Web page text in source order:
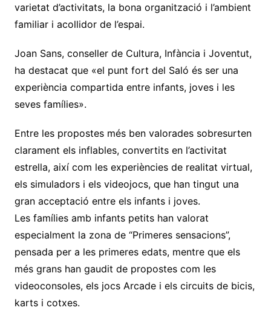
varietat d’activitats, la bona organització i l’ambient
familiar i acollidor de l’espai.
Joan Sans, conseller de Cultura, Infància i Joventut,
ha destacat que «el punt fort del Saló és ser una
experiència compartida entre infants, joves i les
seves famílies».
Entre les propostes més ben valorades sobresurten
clarament els inflables, convertits en l’activitat
estrella, així com les experiències de realitat virtual,
els simuladors i els videojocs, que han tingut una
gran acceptació entre els infants i joves.
Les famílies amb infants petits han valorat
especialment la zona de “Primeres sensacions”,
pensada per a les primeres edats, mentre que els
més grans han gaudit de propostes com les
videoconsoles, els jocs Arcade i els circuits de bicis,
karts i cotxes.